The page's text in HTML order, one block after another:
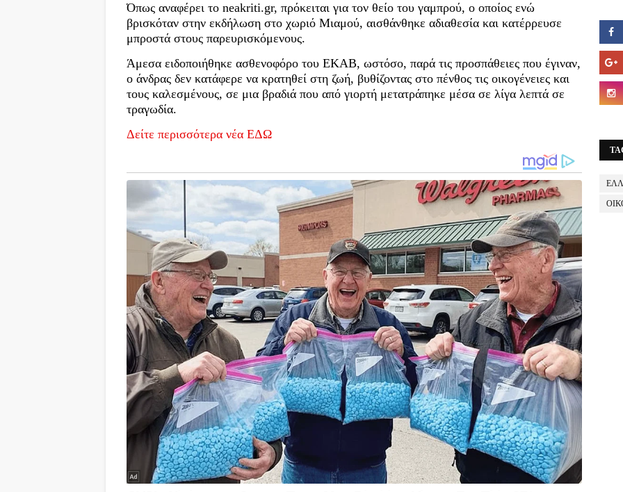
Όπως αναφέρει το neakriti.gr, πρόκειται για τον θείο του γαμπρού, ο οποίος ενώ
βρισκόταν στην εκδήλωση στο χωριό Μιαμού, αισθάνθηκε αδιαθεσία και κατέρρευσε
μπροστά στους παρευρισκόμενους.
Άμεσα ειδοποιήθηκε ασθενοφόρο του ΕΚΑΒ, ωστόσο, παρά τις προσπάθειες που έγιναν,
ο άνδρας δεν κατάφερε να κρατηθεί στη ζωή, βυθίζοντας στο πένθος τις οικογένειες και
τους καλεσμένους, σε μια βραδιά που από γιορτή μετατράπηκε μέσα σε λίγα λεπτά σε
τραγωδία.
Δείτε περισσότερα νέα ΕΔΩ